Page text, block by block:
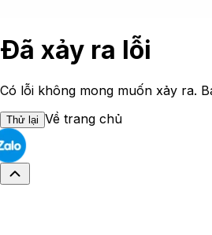
Đã xảy ra lỗi
Có lỗi không mong muốn xảy ra.
Thử lại Về trang chủ